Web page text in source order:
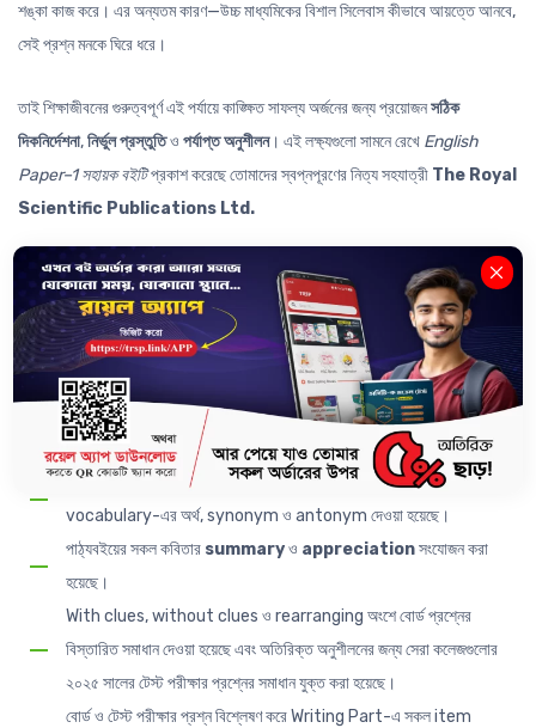
শঙ্কা কাজ করে। এর অন্যতম কারণ—উচ্চ মাধ্যমিকের বিশাল সিলেবাস কীভাবে আয়ত্তে আনবে,
সেই প্রশ্ন মনকে ঘিরে ধরে।
তাই শিক্ষাজীবনের গুরুত্বপূর্ণ এই পর্যায়ে কাঙ্ক্ষিত সাফল্য অর্জনের জন্য প্রয়োজনসঠিক
দিকনির্দেশনা,নির্ভুল প্রস্তুতিও পর্যাপ্ত অনুশীলন। এই লক্ষ্যগুলো সামনে রেখে English
Paper–1 সহায়ক বইটিপ্রকাশ করেছে তোমাদের স্বপ্নপূরণের নিত্য সহযাত্রী The Royal
Scientific Publications Ltd.
এই সহায়ক বইটি যেভাবে সাজানো হয়েছে—
২০২৭ সালের HSC পরীক্ষার সিলেবাস অনুসারে বইটি সাজানো হয়েছে।
২০২৫ থেকে ২০১৬ সাল পর্যন্ত সকল বোর্ড পরীক্ষার প্রশ্নপত্রের
item-wise
সমাধান দেওয়া হয়েছে।
Reading Test-এর জন্য পাঠ্যবই থেকে সর্বাধিক সংখ্যকpassageযুক্ত করা
হয়েছে।
প্রদত্ত প্রতিটি passage-এর সাবলীল বাংলা অনুবাদ এবং গুরুত্বপূর্ণ
vocabulary-এর অর্থ, synonym ও antonym দেওয়া হয়েছে।
পাঠ্যবইয়ের সকল কবিতার summaryও appreciationসংযোজন করা
হয়েছে।
With clues, without clues ও rearranging অংশে বোর্ড প্রশ্নের
বিস্তারিত সমাধান দেওয়া হয়েছে এবং অতিরিক্ত অনুশীলনের জন্য সেরা কলেজগুলোর
২০২৫ সালের টেস্ট পরীক্ষার প্রশ্নের সমাধান যুক্ত করা হয়েছে।
বোর্ড ও টেস্ট পরীক্ষার প্রশ্ন বিশ্লেষণ করে Writing Part-এ সকল item